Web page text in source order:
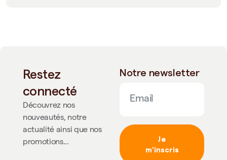
Restez
connecté
Découvrez nos
nouveautés, notre
actualité ainsi que nos
promotions...
Notre newsletter
Je
m'inscris